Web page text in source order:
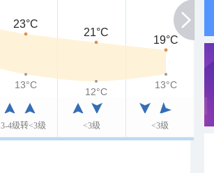
3-4级转<3级 <3级 <3级
23°C
21°C
19°C
13°C
12°C
13°C